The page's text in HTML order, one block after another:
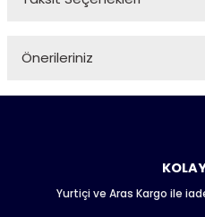
Ürün hakkında
Önerileriniz
Bu ürünün fiyat bilgisi, resim,
Ürün resmi kalitesiz, bozuk
Yurtiçi ve Aras Kargo ile